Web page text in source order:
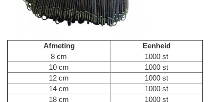
Afmeting
Eenheid
8 cm
1000 st
10 cm
1000 st
12 cm
1000 st
14 cm
1000 st
18 cm
1000 st